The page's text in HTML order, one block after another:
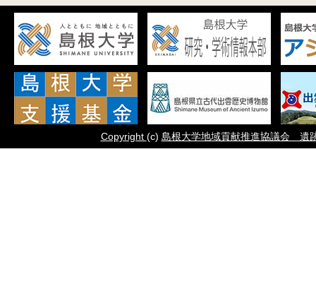
Copyright (c) 島根大学地域貢献推進協議会 遺